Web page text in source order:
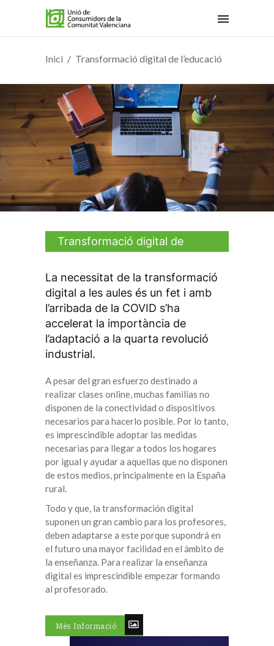
Inici Transformació digital de l’educació
Transformació digital de
La necessitat de la transformació
digital a les aules és un fet i amb
l’arribada de la COVID s’ha
accelerat la importància de
l’adaptació a la quarta revolució
industrial.
A pesar del gran esfuerzo destinado a
realizar clases online, muchas familias no
disponen de la conectividad o dispositivos
necesarios para hacerlo posible. Por lo tanto,
es imprescindible adoptar las medidas
necesarias para llegar a todos los hogares
por igual y ayudar a aquellas que no disponen
de estos medios, principalmente en la España
rural.
Todo y que, la transformación digital
suponen un gran cambio para los profesores,
deben adaptarse a este porque supondrá en
el futuro una mayor facilidad en el ámbito de
la enseñanza. Para realizar la enseñanza
digital es imprescindible empezar formando
al profesorado.
Més Informació